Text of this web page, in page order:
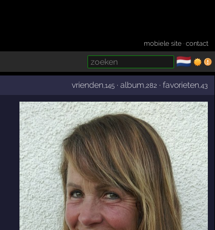
mobiele site ·contact
🇳🇱
vrienden ,145 ·album ,282 ·favorieten ,43